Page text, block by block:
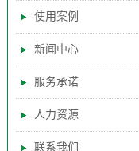
使用案例
新闻中心
服务承诺
人力资源
联系我们